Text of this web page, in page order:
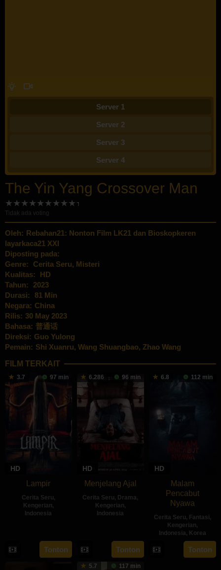
Server 1
Server 2
Server 3
Server 4
The Yin Yang Crossover Man
Tidak ada voting
Oleh: Rebahan21: Nonton Film LK21 dan Bioskopkeren
layarkaca21 XXI
Diposting pada:
Genre:
Cerita Seru, Misteri
Kualitas:
HD
Tahun:
2023
Durasi: 81 Min
Negara: China
Rilis: 30 May 2023
Bahasa: 普通话
Direksi: Guo Yulong
Pemain: Shi Xuanru, Wang Shuangbao, Zhao Wang
FILM TERKAIT
3.7 97 min
HD
Lampir
Cerita Seru,
Kengerian,
Indonesia
Feb
2024
Gulardi
Tonton
6.286 96 min
HD
Menjelang Ajal
Cerita Seru, Drama,
Kengerian,
Indonesia
Apr
2024
Daeng
Ratu
Tonton
6.8 112 min
HD
Malam
Pencabut
Nyawa
Cerita Seru, Fantasi,
Kengerian,
Indonesia, Korea
22
May
Sidharta
Tata
Tonton
5.7 117 min